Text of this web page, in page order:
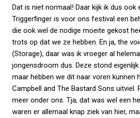
Dat is niet normaal! Daar kijk ik dus ook
Triggerfinger is voor ons festival een
die ook wel de nodige moeite gekost
trots op dat we ze hebben. En ja, the
(Storage), daar was ik vroeger al
jongensdroom dus. Deze stond
maar hebben we dit naar voren kunnen
Campbell and The Bastard Sons uitviel.
meer onder ons. Tja, dat was wel een
waren er allemaal knap ziek van hier,